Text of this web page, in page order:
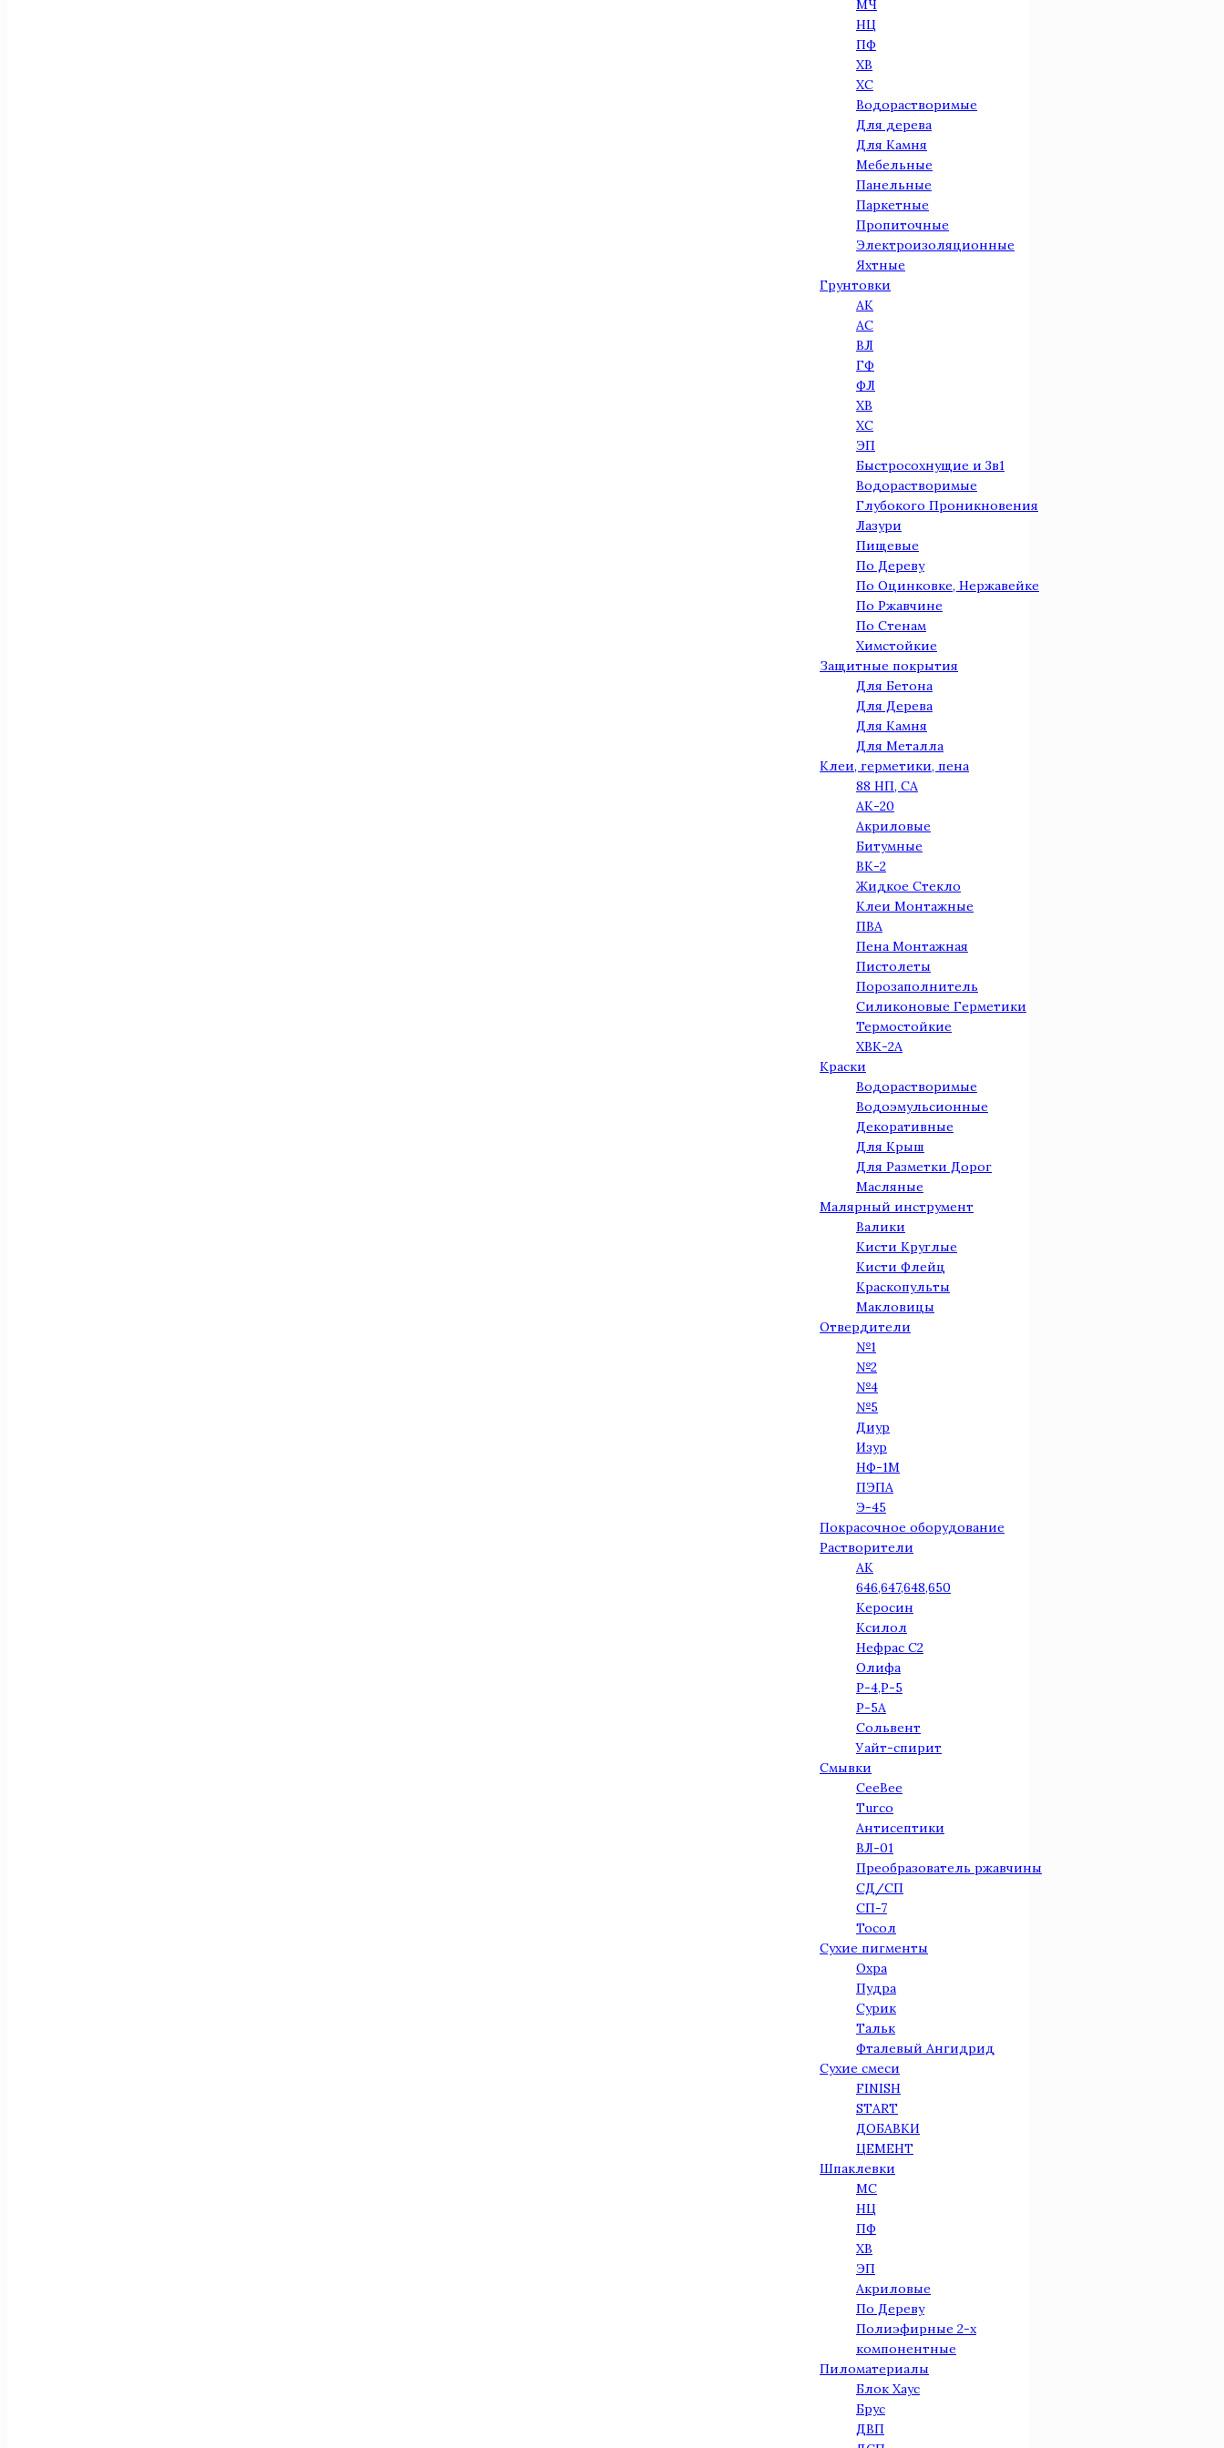
МЧ
НЦ
ПФ
ХВ
ХС
Водорастворимые
Для дерева
Для Камня
Мебельные
Панельные
Паркетные
Пропиточные
Электроизоляционные
Яхтные
Грунтовки
АК
AC
ВЛ
ГФ
ФЛ
ХВ
ХС
ЭП
Быстросохнущие и 3в1
Водорастворимые
Глубокого Проникновения
Лазури
Пищевые
По Дереву
По Оцинковке, Нержавейке
По Ржавчине
По Стенам
Химстойкие
Защитные покрытия
Для Бетона
Для Дерева
Для Камня
Для Металла
Клеи, герметики, пена
88 НП, СА
АК-20
Акриловые
Битумные
ВК-2
Жидкое Стекло
Клеи Монтажные
ПВА
Пена Монтажная
Пистолеты
Порозаполнитель
Силиконовые Герметики
Термостойкие
ХВК-2А
Краски
Водорастворимые
Водоэмульсионные
Декоративные
Для Крыш
Для Разметки Дорог
Масляные
Малярный инструмент
Валики
Кисти Круглые
Кисти Флейц
Краскопульты
Макловицы
Отвердители
№1
№2
№4
№5
Диур
Изур
НФ-1М
ПЭПА
Э-45
Покрасочное оборудование
Растворители
АК
646,647,648,650
Керосин
Ксилол
Нефрас С2
Олифа
Р-4,Р-5
Р-5А
Сольвент
Уайт-спирит
Смывки
CeeBee
Turco
Антисептики
ВЛ-01
Преобразователь ржавчины
СД/СП
СП-7
Тосол
Сухие пигменты
Охра
Пудра
Сурик
Тальк
Фталевый Ангидрид
Сухие смеси
FINISH
START
ДОБАВКИ
ЦЕМЕНТ
Шпаклевки
МС
НЦ
ПФ
ХВ
ЭП
Акриловые
По Дереву
Полиэфирные 2-х
компонентные
Пиломатериалы
Блок Хаус
Брус
ДВП